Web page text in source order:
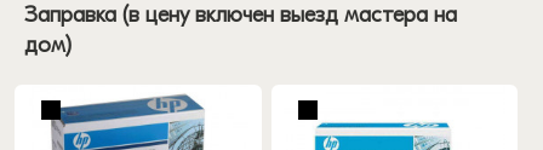
Заправка (в цену включен выезд мастера на
дом)